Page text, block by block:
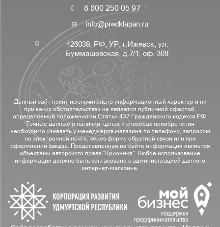
8 800 250 05 97
info@predklapan.ru
426039, РФ, УР, г.Ижевск, ул.
Буммашевская, д.7/1, оф. 309
Данный сайт носит исключительно информационный характер и ни
при каких обстоятельствах не является публичной офертой,
определяемой положениями Статьи 437 Гражданского кодекса РФ.
Точные данные о наличии, ценах и способах приобретения
необходимо узнавать у менеджеров магазина по телефону, запросом
по электронной почте, через форму обратной связи или при
оформлении заказа. Представленная на сайте информация является
объектами авторского права "Крионика". Любое использование
информации должно быть согласовано с администрацией данного
интернет-магазина.